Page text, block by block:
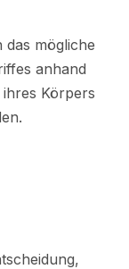
das mögliche
anhand
Körpers